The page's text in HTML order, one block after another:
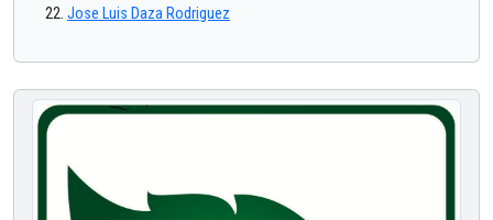
Jose Luis Daza Rodriguez